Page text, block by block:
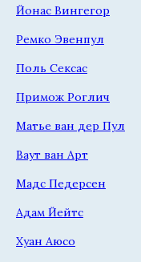
Йонас Вингегор
Ремко Эвенпул
Поль Сексас
Примож Роглич
Матье ван дер Пул
Ваут ван Арт
Мадс Педерсен
Адам Йейтс
Хуан Аюсо